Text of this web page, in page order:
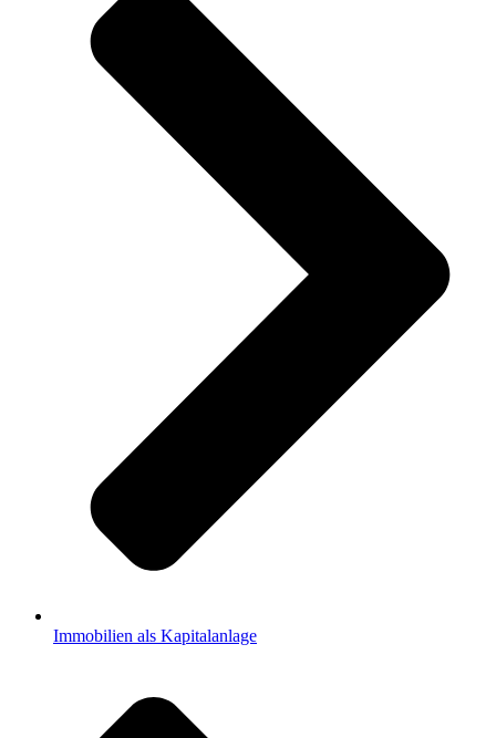
Immobilien als Kapitalanlage